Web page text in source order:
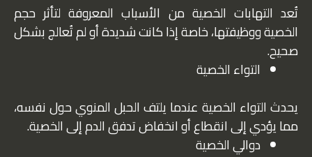
تُعد التهابات الخصية من الأسباب المعروفة لتأثر حجم
الخصية ووظيفتها، خاصة إذا كانت شديدة أو لم تُعالج بشكل
صحيح.
التواء الخصية
يحدث التواء الخصية عندما يلتف الحبل المنوي حول نفسه،
مما يؤدي إلى انقطاع أو انخفاض تدفق الدم إلى الخصية.
دوالي الخصية